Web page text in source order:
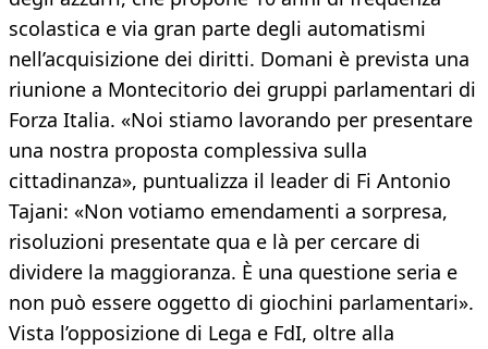
scolastica e via gran parte degli automatismi
nell’acquisizione dei diritti. Domani è prevista una
riunione a Montecitorio dei gruppi parlamentari di
Forza Italia. «Noi stiamo lavorando per presentare
una nostra proposta complessiva sulla
cittadinanza», puntualizza il leader di Fi Antonio
Tajani: «Non votiamo emendamenti a sorpresa,
risoluzioni presentate qua e là per cercare di
dividere la maggioranza. È una questione seria e
non può essere oggetto di giochini parlamentari».
Vista l’opposizione di Lega e FdI, oltre alla